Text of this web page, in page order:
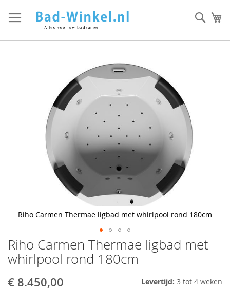
direct
door
Riho Carmen Thermae ligbad met
whirlpool rond 180cm
€ 8.450,00 Levertijd: 3 tot 4 weken
Riho Carmen Thermae ligbad met whirlpool rond 180cm
Skip
to
the
of